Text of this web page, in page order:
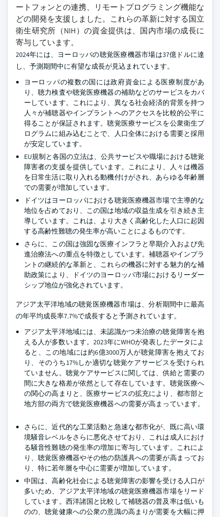
ートフォンとの連携、リモートプログラミング機能な
どの開発を支援しました。これらの革新に対する国立
衛生研究所（NIH）の資金提供は、国内市場の成長に
寄与しています。
2024年には、ヨーロッパの聴覚医療機器市場は37億ドルに達
し、予測期間中に有望な成長が見込まれています。
ヨーロッパの複数の国には政府資金による医療制度があ
り、聴力検査や聴覚医療機器の補助などのサービスをカバ
ーしています。これにより、異なる社会経済的背景を持つ
人々が補聴器やインプラントへのアクセスを比較的公平に
得ることが保証されます。聴覚医療サービスを公衆衛生プ
ログラムに組み込むことで、人口全体における需要と採用
が安定しています。
EU規制と各国の立法は、公共サービスや職場における聴覚
障害者の支援を提供しています。これにより、人々は機器
を日常生活に取り入れる動機付けがされ、あらゆる年齢層
での需要が増加しています。
ドイツはヨーロッパにおける聴覚医療機器市場で主導的な
地位を占めており、この国は地域の収益生成を引き続き主
導しています。これは、より大きく高齢化した人口に起因
する高齢性難聴の発生率が高いことによるものです。
さらに、この国は強固な医療インフラと早期介入および先
進治療法への重点を特徴としています。補聴器やインプラ
ントの継続的な革新と、これらの機器に対する魅力的な補
助政策により、ドイツのヨーロッパ市場におけるリーダー
シップ地位が強化されています。
アジア太平洋地域の聴覚医療機器市場は、分析期間中に最高
の年平均成長率7.7%で成長すると予測されています。
アジア太平洋地域には、未認識かつ未治療の聴覚障害を抱
える人が多数います。2023年にWHOが発表したデータによ
ると、この地域には約6億3000万人が聴覚障害を抱えてお
り、そのうち17%しか適切な聴覚ケアサービスを受けられ
ていません。聴覚ケアサービスに関しては、供給と需要の
間に大きな格差が依然として存在しています。聴覚医療へ
の関心の高まりと、医療サービスの拡充により、都市部と
地方部の両方で聴覚医療機器への需要が高まっています。
さらに、近代的な工業活動と急速な都市化が、既に高い環
境騒音レベルをさらに悪化させており、これは成人におけ
る騒音性難聴の発生率の増加に寄与しています。これによ
り、聴覚医療機器やその他の防護具への需要が高まってお
り、特に若年層を中心に需要が増加しています。
中国は、高齢化社会による聴覚障害の影響を受ける人口が
多いため、アジア太平洋地域の聴覚医療機器市場をリード
しています。西洋諸国と比較して補聴器の普及率は低いも
のの、聴覚健康への公衆の意識の高まりが需要を大幅に押